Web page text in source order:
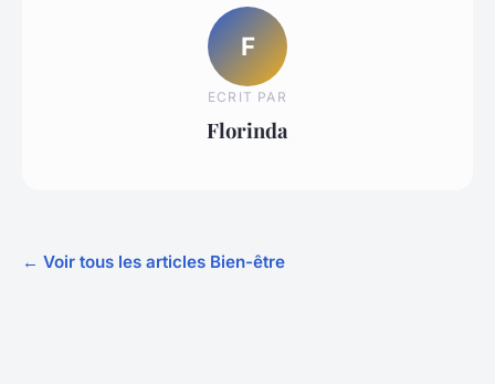
F
ECRIT PAR
Florinda
← Voir tous les articles Bien-être